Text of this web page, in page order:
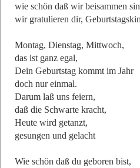
wie schön daß wir beisammen
wir gratulieren dir,
Montag, Dienstag, Mittwoch,
das ist ganz egal,
Dein Geburtstag kommt im Jahr
doch nur einmal.
Darum laß uns feiern,
daß die Schwarte kracht,
Heute wird getanzt,
gesungen und gelacht
Wie schön daß du geboren bist,